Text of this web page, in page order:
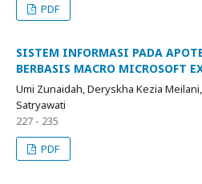
PDF
SISTEM INFORMASI PADA
BERBASIS MACRO MICROSOFT
Umi Zunaidah, Deryskha Kezia
Satryawati
227 - 235
PDF